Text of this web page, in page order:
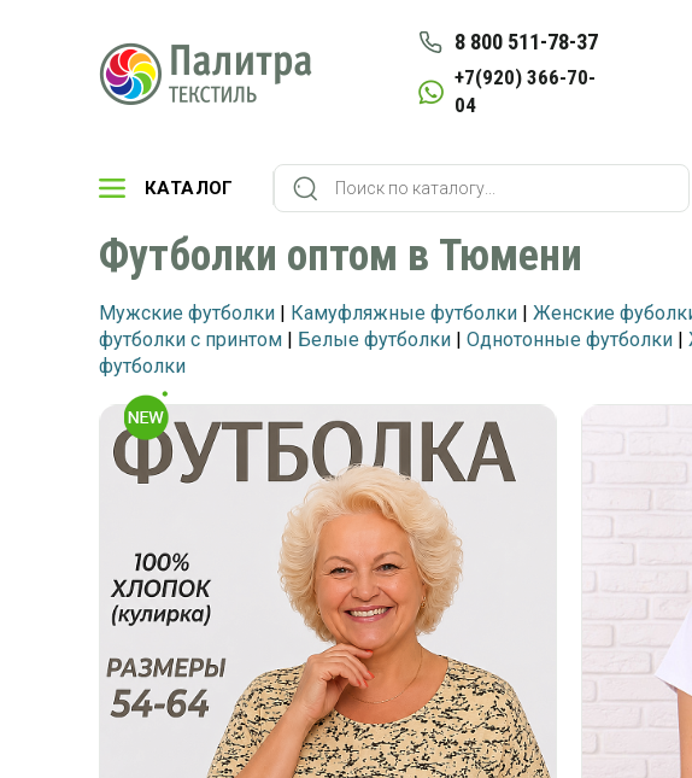
8 800 511-78-37
+7(920) 366-70-
04
КАТАЛОГ
Футболки оптом в Тюмени
Мужские футболки | Камуфляжные футболки | Женские
футболки с принтом | Белые футболки | Однотонные футболки |
футболки